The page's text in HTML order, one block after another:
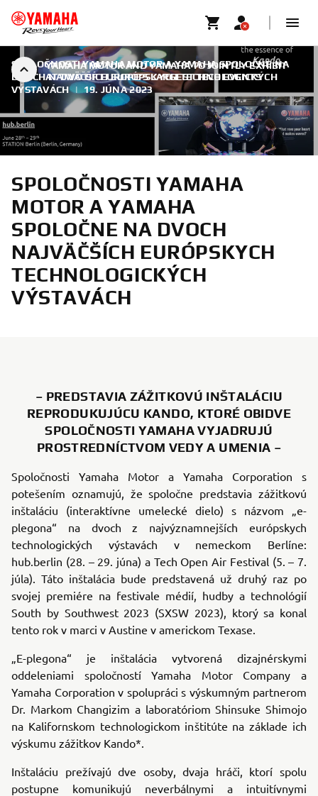
YAMAHA MOTOR AND YAMAHA TO JOINTLY EXHIBIT
AT TWO OF EUROPE’S LARGEST TECH EVENTS
SPOLOČNOSTI YAMAHA MOTOR A YAMAHA SPOLOČNE NA
DVOCH NAJVÄČŠÍCH EURÓPSKYCH TECHNOLOGICKÝCH
VÝSTAVÁCH
| 19. JÚNA 2023
SPOLOČNOSTI YAMAHA
MOTOR A YAMAHA
SPOLOČNE NA DVOCH
NAJVÄČŠÍCH EURÓPSKYCH
TECHNOLOGICKÝCH
VÝSTAVÁCH
– PREDSTAVIA ZÁŽITKOVÚ INŠTALÁCIU
REPRODUKUJÚCU KANDO, KTORÉ OBIDVE
SPOLOČNOSTI YAMAHA VYJADRUJÚ
PROSTREDNÍCTVOM VEDY A UMENIA –
Spoločnosti Yamaha Motor a Yamaha Corporation s
potešením oznamujú, že spoločne predstavia zážitkovú
inštaláciu (interaktívne umelecké dielo) s názvom „e-
plegona“ na dvoch z najvýznamnejších európskych
technologických výstavách v nemeckom Berlíne:
hub.berlin (28. – 29. júna) a Tech Open Air Festival (5. – 7.
júla). Táto inštalácia bude predstavená už druhý raz po
svojej premiére na festivale médií, hudby a technológií
South by Southwest 2023 (SXSW 2023), ktorý sa konal
tento rok v marci v Austine v americkom Texase.
„E-plegona“ je inštalácia vytvorená dizajnérskymi
oddeleniami spoločností Yamaha Motor Company a
Yamaha Corporation v spolupráci s výskumným partnerom
Dr. Markom Changizim a laboratóriom Shinsuke Shimojo
na Kalifornskom technologickom inštitúte na základe ich
výskumu zážitkov Kando*.
Inštaláciu prežívajú dve osoby, dvaja hráči, ktorí spolu
postupne komunikujú neverbálnymi a intuitívnymi